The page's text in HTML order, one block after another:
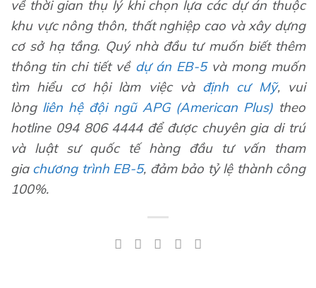
về thời gian thụ lý khi chọn lựa các dự án thuộc
khu vực nông thôn, thất nghiệp cao và xây dựng
cơ sở hạ tầng. Quý nhà đầu tư muốn biết thêm
thông tin chi tiết về dự án EB-5và mong muốn
tìm hiểu cơ hội làm việc và định cư Mỹ, vui
lòngliên hệ đội ngũ APG (American Plus)theo
hotline 094 806 4444 để được chuyên gia di trú
và luật sư quốc tế hàng đầu tư vấn tham
gia chương trình EB-5, đảm bảo tỷ lệ thành công
100%.